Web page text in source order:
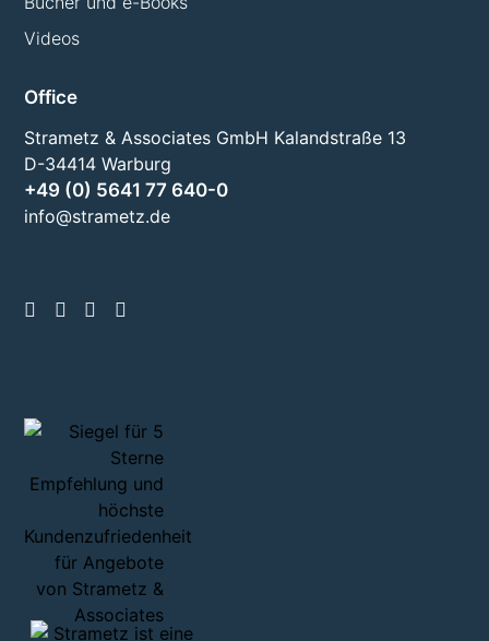
Videos
Office
Strametz & Associates GmbH Kalandstraße 13
D-34414 Warburg
+49 (0) 5641 77 640-0
info@strametz.de